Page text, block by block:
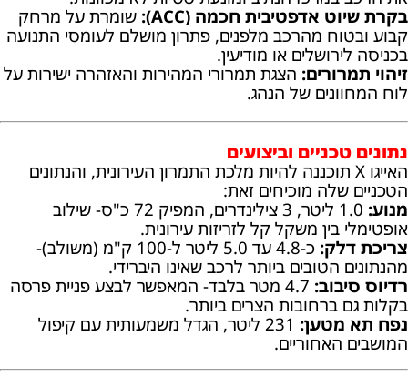
בקרת שיוט אדפטיבית חכמה (ACC):
שומרת על מרחק
קבוע ובטוח מהרכב מלפנים, פתרון מושלם לעומסי התנועה
בכניסה לירושלים או מודיעין.
זיהוי תמרורים: הצגת תמרורי המהירות והאזהרה ישירות על
לוח המחוונים של הנהג.
נתונים טכניים וביצועים
האייגו X תוכננה להיות מלכת התמרון העירונית, והנתונים
הטכניים שלה מוכיחים זאת:
מנוע:
1.0 ליטר, 3 צילינדרים, המפיק 72 כ"ס- שילוב
אופטימלי בין משקל קל לזריזות עירונית.
צריכת דלק:
כ-4.8 עד 5.0 ליטר ל-100 ק"מ (משולב)-
מהנתונים הטובים ביותר לרכב שאינו היברידי.
רדיוס סיבוב:
4.7 מטר בלבד- המאפשר לבצע פניית פרסה
בקלות גם ברחובות הצרים ביותר.
נפח תא מטען:
231 ליטר, הגדל משמעותית עם קיפול
המושבים האחוריים.